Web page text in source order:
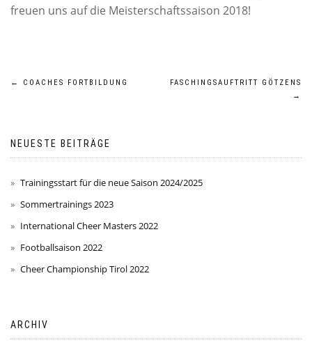
freuen uns auf die Meisterschaftssaison 2018!
Beitrags-
← COACHES FORTBILDUNG
FASCHINGSAUFTRITT GÖTZENS
→
NEUESTE BEITRÄGE
Trainingsstart für die neue Saison 2024/2025
Sommertrainings 2023
International Cheer Masters 2022
Footballsaison 2022
Cheer Championship Tirol 2022
ARCHIV